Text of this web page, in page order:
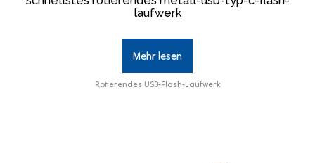
laufwerk
Mehr lesen
Rotierendes USB-Flash-Laufwerk